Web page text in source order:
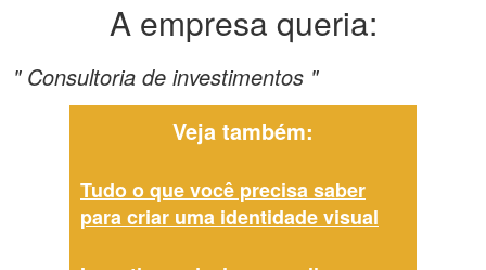
A empresa queria:
" Consultoria de investimentos "
Veja também:
Tudo o que você precisa saber
para criar uma identidade visual